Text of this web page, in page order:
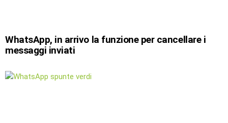
WhatsApp, in arrivo la funzione per cancellare i
messaggi inviati